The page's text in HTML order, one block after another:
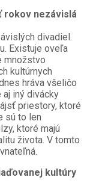
rokov nezávislá
divadiel.
Existuje oveľa
množstvo
kultúrnych
hráva všeličo
aj iný divácky
priestory, ktoré
sú to len
ktoré majú
života. V tomto
kultúry